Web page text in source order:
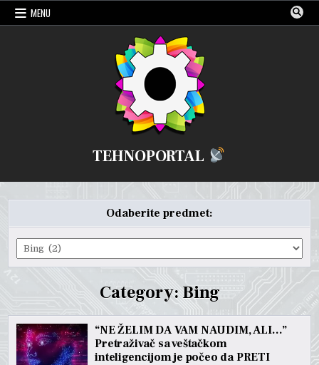
Skip
MENU
TEHNOPORTAL
Odaberite predmet:
Odaberite
predmet:
Category: Bing
“NE ŽELIM DA VAM NAUDIM, ALI…”
Pretraživač sa veštačkom
inteligencijom je počeo da PRETI